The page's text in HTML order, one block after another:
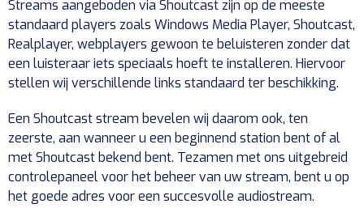
Streams aangeboden via Shoutcast zijn op de meeste
standaard players zoals Windows Media Player, Shoutcast,
Realplayer, webplayers gewoon te beluisteren zonder dat
een luisteraar iets speciaals hoeft te installeren. Hiervoor
stellen wij verschillende links standaard ter beschikking.
Een Shoutcast stream bevelen wij daarom ook, ten
zeerste, aan wanneer u een beginnend station bent of al
met Shoutcast bekend bent. Tezamen met ons uitgebreid
controlepaneel voor het beheer van uw stream, bent u op
het goede adres voor een succesvolle audiostream.